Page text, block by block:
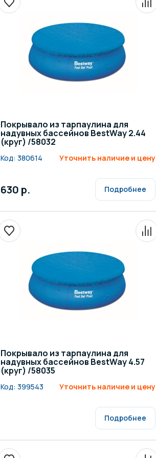
Измерение параметров воды
Строительные материалы
Покрывало из тарпаулина для
надувных бассейнов BestWay 2.44
(круг) /58032
Код: 380614 Уточнить наличие и цену
630 р. Подробнее
Покрывало из тарпаулина для
надувных бассейнов BestWay 4.57
(круг) /58035
Код: 399543 Уточнить наличие и цену
Подробнее